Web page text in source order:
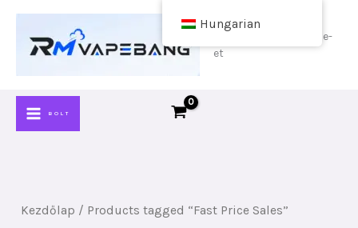
Ugrás
tartalomra
Vásároljon olcsó vape-
et
BOLT
Kezdőlap / Products tagged “Fast Price Sales”
Hungarian